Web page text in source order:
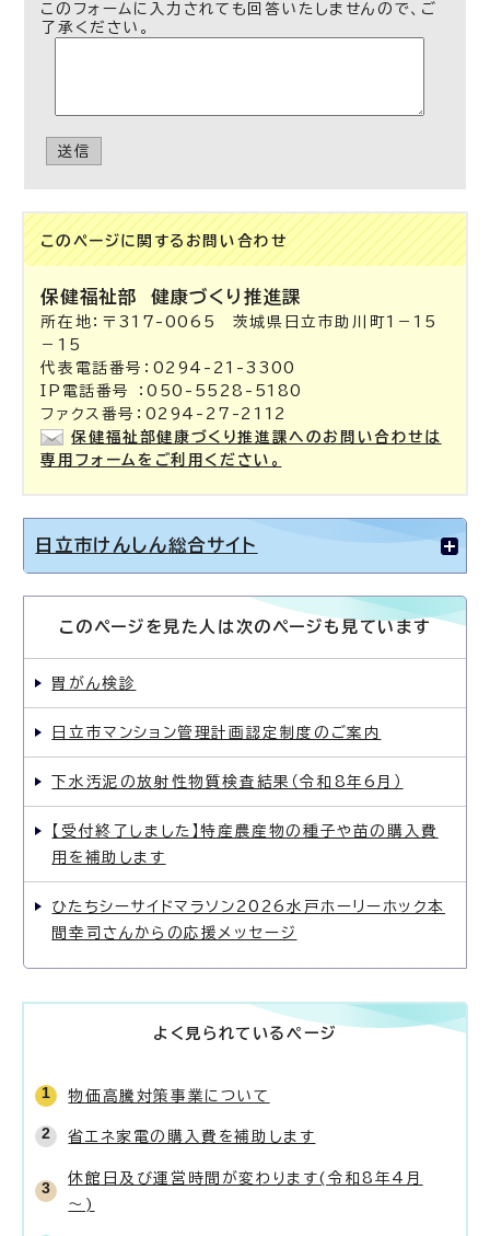
このフォームに入力されても回答いたしませんので、ご
了承ください。
送信
このページに関する お問い合わせ
保健福祉部健康づくり推進課
所在地：〒317-0065 茨城県日立市助川町1－15
－15
代表電話番号：0294-21-3300
IP電話番号 ：050-5528-5180
ファクス番号：0294-27-2112
保健福祉部健康づくり推進課へのお問い合わせは
専用フォームをご利用ください。
日立市けんしん総合サイト
このページを見た人は次のページも見ています
胃がん検診
日立市マンション管理計画認定制度のご案内
下水汚泥の放射性物質検査結果（令和8年6月）
【受付終了しました】特産農産物の種子や苗の購入費
用を補助します
ひたちシーサイドマラソン2026水戸ホーリーホック本
間幸司さんからの応援メッセージ
よく見られているページ
物価高騰対策事業について
省エネ家電の購入費を補助します
休館日及び運営時間が変わります(令和8年4月
～)